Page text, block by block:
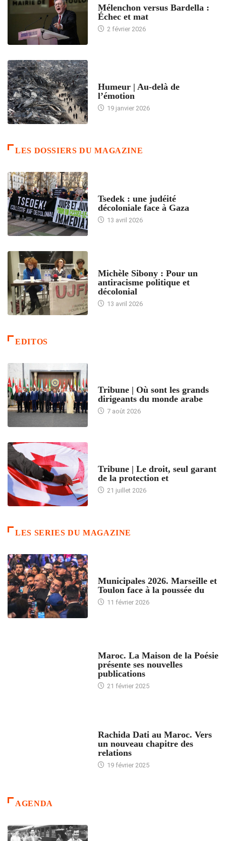
Mélenchon versus Bardella :
Échec et mat
2 février 2026
Humeur | Au-delà de
l’émotion
19 janvier 2026
LES DOSSIERS DU MAGAZINE
Tsedek : une judéité
décoloniale face à Gaza
13 avril 2026
Michèle Sibony : Pour un
antiracisme politique et
décolonial
13 avril 2026
EDITOS
Tribune | Où sont les grands
dirigeants du monde arabe
7 août 2026
Tribune | Le droit, seul garant
de la protection et
21 juillet 2026
LES SERIES DU MAGAZINE
Municipales 2026. Marseille et
Toulon face à la poussée du
11 février 2026
Maroc. La Maison de la Poésie
présente ses nouvelles
publications
21 février 2025
Rachida Dati au Maroc. Vers
un nouveau chapitre des
relations
19 février 2025
AGENDA